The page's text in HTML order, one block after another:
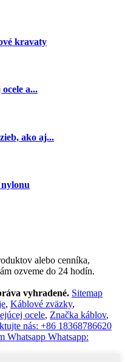
kravaty
a...
ako aj...
alebo cenníka,
ozveme do 24 hodín.
vyhradené. Sitemap
, Káblové zväzky,
ocele, Značka káblov,
nás: +86 18368786620
Whatsapp Whatsapp: